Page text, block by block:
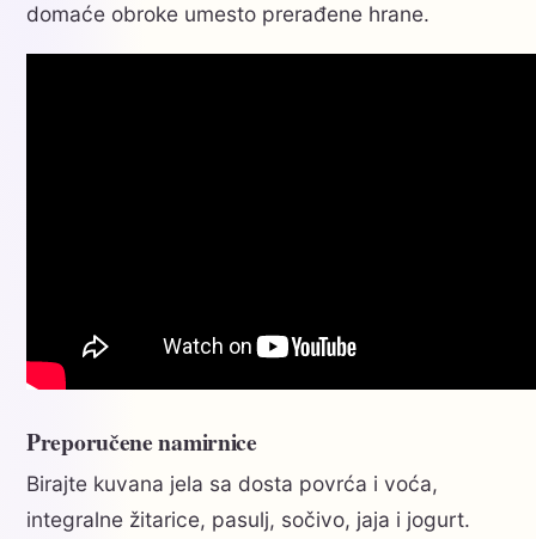
domaće obroke umesto prerađene hrane.
Preporučene namirnice
Birajte kuvana jela sa dosta povrća i voća,
integralne žitarice, pasulj, sočivo, jaja i jogurt.